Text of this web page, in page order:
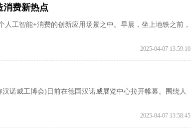
消费新热点
工智能+消费的创新应用场景之中。早晨，坐上地铁之前，
2025-04-07 13:59:10
诺威工博会)日前在德国汉诺威展览中心拉开帷幕。围绕人
2025-04-07 13:58:45